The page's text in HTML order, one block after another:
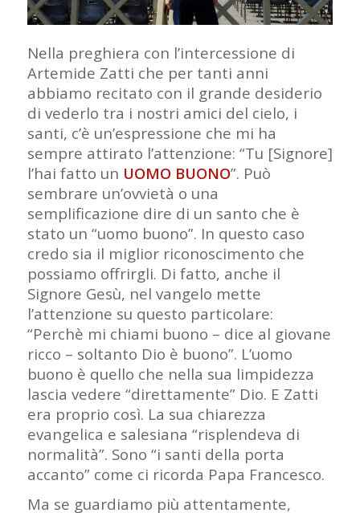
Nella preghiera con l’intercessione di
Artemide Zatti che per tanti anni
abbiamo recitato con il grande desiderio
di vederlo tra i nostri amici del cielo, i
santi, c’è un’espressione che mi ha
sempre attirato l’attenzione: “Tu [Signore]
l’hai fatto un UOMO BUONO”. Può
sembrare un’ovvietà o una
semplificazione dire di un santo che è
stato un “uomo buono”. In questo caso
credo sia il miglior riconoscimento che
possiamo offrirgli. Di fatto, anche il
Signore Gesù, nel vangelo mette
l’attenzione su questo particolare:
“Perchè mi chiami buono – dice al giovane
ricco – soltanto Dio è buono”. L’uomo
buono è quello che nella sua limpidezza
lascia vedere “direttamente” Dio. E Zatti
era proprio così. La sua chiarezza
evangelica e salesiana “risplendeva di
normalità”. Sono “i santi della porta
accanto” come ci ricorda Papa Francesco.
Ma se guardiamo più attentamente,